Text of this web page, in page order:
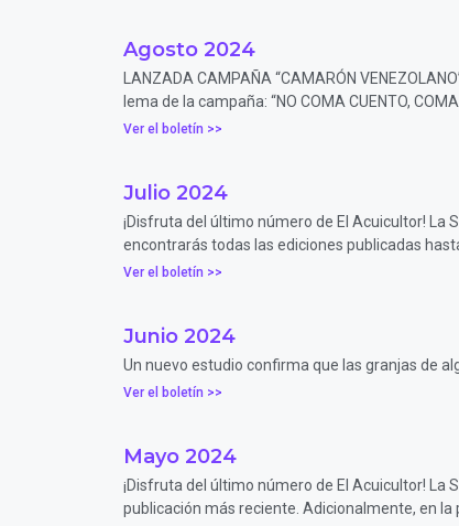
Agosto 2024
LANZADA CAMPAÑA “CAMARÓN
lema de la campaña: “NO COMA CUENTO,
Ver el boletín >>
Julio 2024
¡Disfruta del último número de El Acuicultor!
encontrarás todas las ediciones publicadas
Ver el boletín >>
Junio 2024
Un nuevo estudio confirma que las granjas de
Ver el boletín >>
Mayo 2024
¡Disfruta del último número de El Acuicultor!
publicación más reciente. Adicionalmente, en